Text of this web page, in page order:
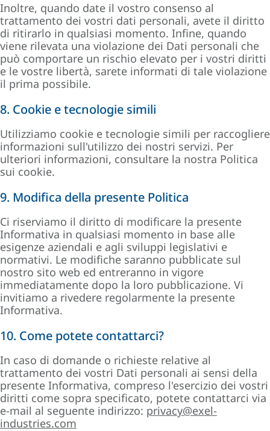
Inoltre, quando date il vostro consenso al
trattamento dei vostri dati personali, avete il diritto
di ritirarlo in qualsiasi momento. Infine, quando
viene rilevata una violazione dei Dati personali che
può comportare un rischio elevato per i vostri diritti
e le vostre libertà, sarete informati di tale violazione
il prima possibile.
8. Cookie e tecnologie simili
Utilizziamo cookie e tecnologie simili per raccogliere
informazioni sull'utilizzo dei nostri servizi. Per
ulteriori informazioni, consultare la nostra Politica
sui cookie.
9. Modifica della presente Politica
Ci riserviamo il diritto di modificare la presente
Informativa in qualsiasi momento in base alle
esigenze aziendali e agli sviluppi legislativi e
normativi. Le modifiche saranno pubblicate sul
nostro sito web ed entreranno in vigore
immediatamente dopo la loro pubblicazione. Vi
invitiamo a rivedere regolarmente la presente
Informativa.
10. Come potete contattarci?
In caso di domande o richieste relative al
trattamento dei vostri Dati personali ai sensi della
presente Informativa, compreso l'esercizio dei vostri
diritti come sopra specificato, potete contattarci via
e-mail al seguente indirizzo: privacy@exel-
industries.com